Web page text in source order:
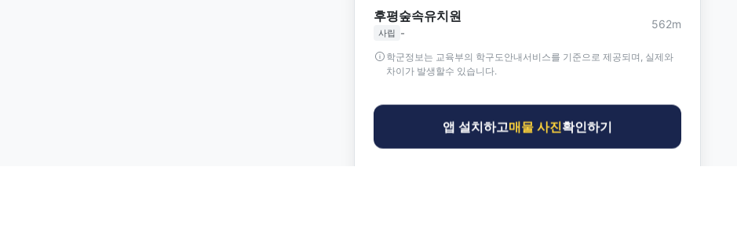
후평숲속유치원
사립 -
562m
학군정보는 교육부의 학구도안내서비스를 기준으로 제공되며, 실제와
차이가 발생할수 있습니다.
앱 설치하고매물 사진확인하기